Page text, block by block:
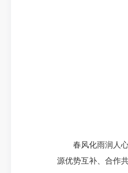
春风化雨润人
源优势互补、合作共